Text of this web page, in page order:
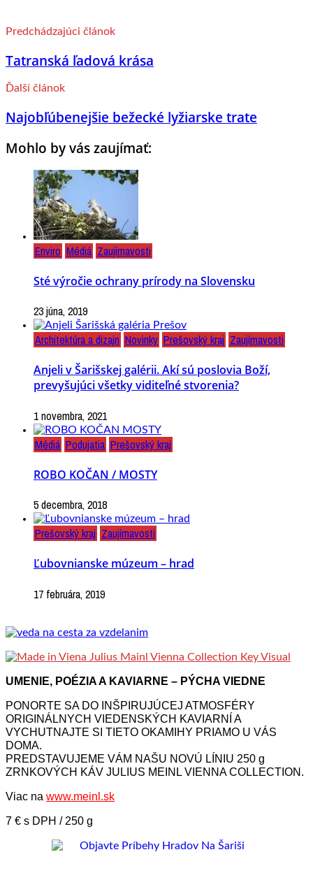
Predchádzajúci článok
Tatranská ľadová krása
Ďalší článok
Najobľúbenejšie bežecké lyžiarske trate
Mohlo by vás zaujímať:
Enviro Médiá Zaujímavosti
Sté výročie ochrany prírody na Slovensku
23 júna, 2019
Architektúra a dizajn Novinky Prešovský kraj Zaujímavosti
Anjeli v Šarišskej galérii. Akí sú poslovia Boží,
prevyšujúci všetky viditeľné stvorenia?
1 novembra, 2021
Médiá Podujatia Prešovský kraj
ROBO KOČAN / MOSTY
5 decembra, 2018
Prešovský kraj Zaujímavosti
Ľubovnianske múzeum – hrad
17 februára, 2019
UMENIE, POÉZIA A KAVIARNE – PÝCHA VIEDNE
PONORTE SA DO INŠPIRUJÚCEJ ATMOSFÉRY
ORIGINÁLNYCH VIEDENSKÝCH KAVIARNÍ A
VYCHUTNAJTE SI TIETO OKAMIHY PRIAMO U VÁS
DOMA.
PREDSTAVUJEME VÁM NAŠU NOVÚ LÍNIU 250 g
ZRNKOVÝCH KÁV JULIUS MEINL VIENNA COLLECTION.
Viac na www.meinl.sk
7 € s DPH / 250 g